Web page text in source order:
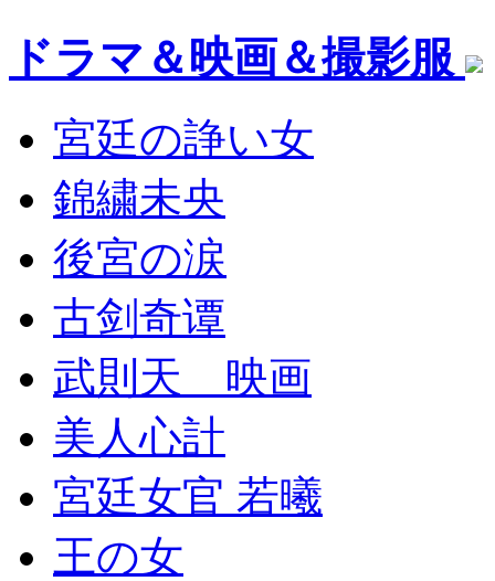
ドラマ＆映画＆撮影服
宮廷の諍い女
錦繍未央
後宮の涙
古剑奇谭
武則天 映画
美人心計
宮廷女官 若曦
王の女